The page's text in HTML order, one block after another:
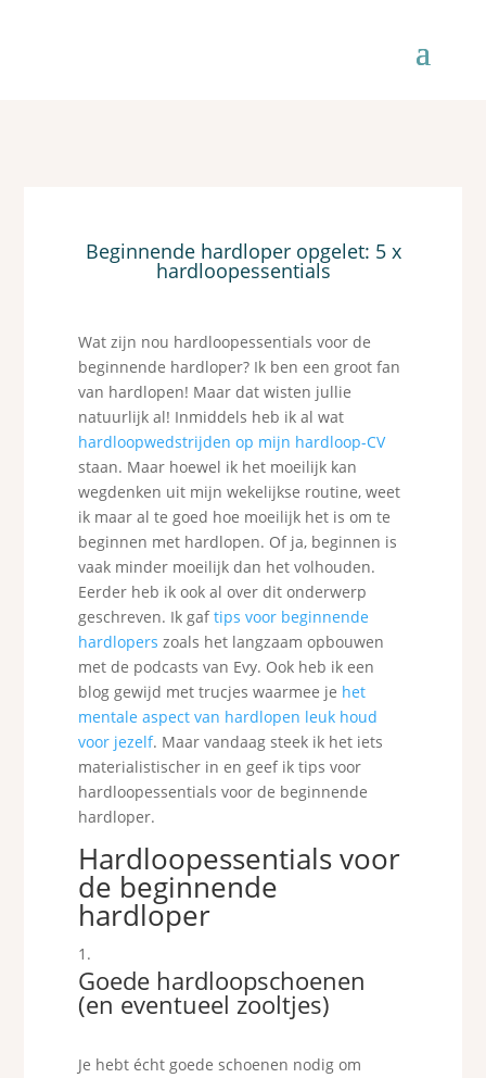
Beginnende hardloper opgelet: 5 x
hardloopessentials
Wat zijn nou hardloopessentials voor de
beginnende hardloper? Ik ben een groot fan
van hardlopen! Maar dat wisten jullie
natuurlijk al! Inmiddels heb ik al wat
hardloopwedstrijden op mijn hardloop-CV
staan. Maar hoewel ik het moeilijk kan
wegdenken uit mijn wekelijkse routine, weet
ik maar al te goed hoe moeilijk het is om te
beginnen met hardlopen. Of ja, beginnen is
vaak minder moeilijk dan het volhouden.
Eerder heb ik ook al over dit onderwerp
geschreven. Ik gaftips voor beginnende
hardlopers zoals het langzaam opbouwen
met de podcasts van Evy. Ook heb ik een
blog gewijd met trucjes waarmee je het
mentale aspect van hardlopen leuk houd
voor jezelf. Maar vandaag steek ik het iets
materialistischer in en geef ik tips voor
hardloopessentials voor de beginnende
hardloper.
Hardloopessentials voor
de beginnende
hardloper
Goede hardloopschoenen
(en eventueel zooltjes)
Je hebt écht goede schoenen nodig om